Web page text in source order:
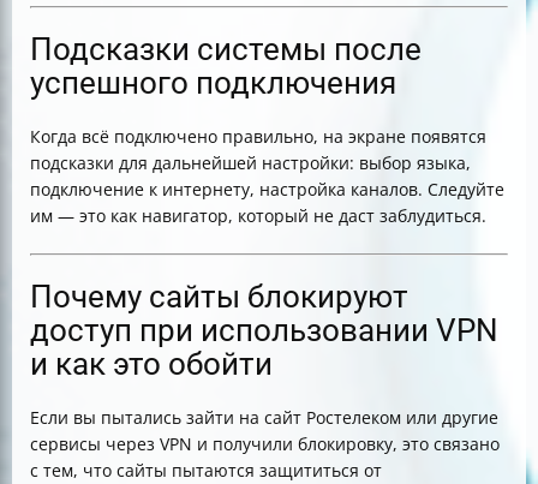
Подсказки системы после
успешного подключения
Когда всё подключено правильно, на экране появятся
подсказки для дальнейшей настройки: выбор языка,
подключение к интернету, настройка каналов. Следуйте
им — это как навигатор, который не даст заблудиться.
Почему сайты блокируют
доступ при использовании VPN
и как это обойти
Если вы пытались зайти на сайт Ростелеком или другие
сервисы через VPN и получили блокировку, это связано
с тем, что сайты пытаются защититься от